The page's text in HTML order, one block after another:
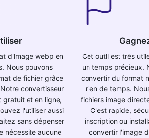
d'image webp en
Nous pouvons
de fichier grâce
convertisseur
gratuit et en ligne,
l'utiliser aussi
sans dépenser
nécessite aucune
Cet outil est très
un temps précieux.
convertir du format
rien de temps.
fichiers image
C'est rapide,
inscription ou
convertir l'image